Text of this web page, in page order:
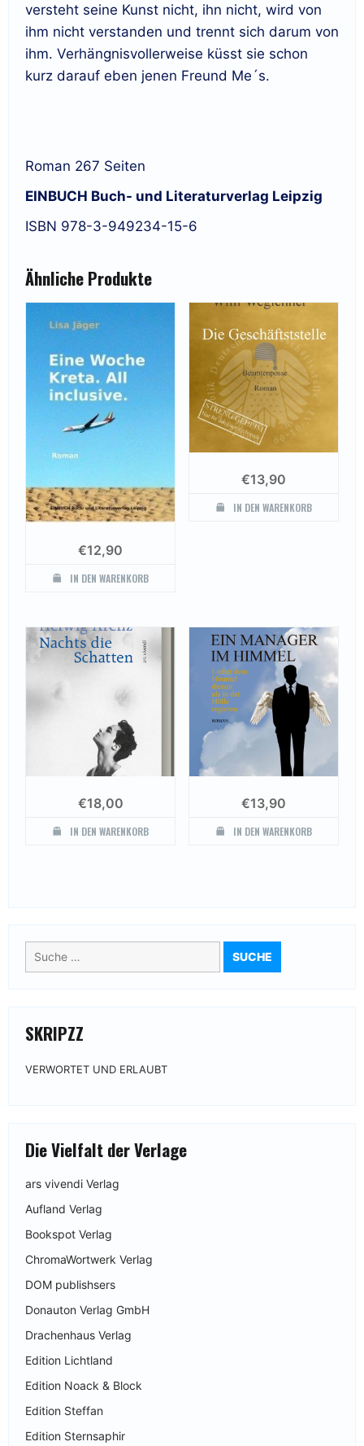
versteht seine Kunst nicht, ihn nicht, wird von
ihm nicht verstanden und trennt sich darum von
ihm. Verhängnisvollerweise küsst sie schon
kurz darauf eben jenen Freund Me´s.
Roman 267 Seiten
EINBUCH Buch- und Literaturverlag Leipzig
ISBN 978-3-949234-15-6
Ähnliche Produkte
€12,90
IN DEN WARENKORB
€13,90
IN DEN WARENKORB
€18,00
IN DEN WARENKORB
€13,90
IN DEN WARENKORB
Suche
nach:
SKRIPZZ
VERWORTET UND ERLAUBT
Die Vielfalt der Verlage
ars vivendi Verlag
Aufland Verlag
Bookspot Verlag
ChromaWortwerk Verlag
DOM publishsers
Donauton Verlag GmbH
Drachenhaus Verlag
Edition Lichtland
Edition Noack & Block
Edition Steffan
Edition Sternsaphir